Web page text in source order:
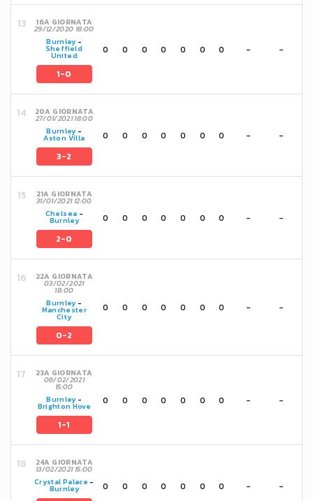
16A GIORNATA
29/12/2020 18:00
Burnley-
Sheffield
United
1-0
0 0 0 0 0 0 0 - -
20A GIORNATA
27/01/2021 18:00
Burnley-
Aston Villa
3-2
0 0 0 0 0 0 0 - -
21A GIORNATA
31/01/2021 12:00
Chelsea -
Burnley
2-0
0 0 0 0 0 0 0 - -
22A GIORNATA
03/02/2021
18:00
Burnley-
Manchester
City
0-2
0 0 0 0 0 0 0 - -
23A GIORNATA
06/02/2021
15:00
Burnley-
Brighton Hove
1-1
0 0 0 0 0 0 0 - -
24A GIORNATA
13/02/2021 15:00
Crystal Palace -
Burnley 0 0 0 0 0 0 0 - -